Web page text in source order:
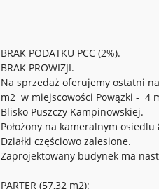
BRAK PODATKU PCC (2%).
BRAK PROWIZJI.
Na sprzedaż oferujemy ostatni
m2 w miejscowości Powązki - 4
Blisko Puszczy Kampinowskiej.
Położony na kameralnym
Działki częściowo zalesione.
Zaprojektowany budynek ma
PARTER (57,32 m2):